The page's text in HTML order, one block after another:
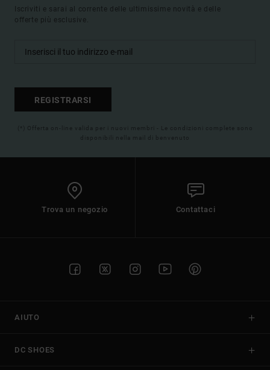
Iscriviti e sarai al corrente delle ultimissime novità e delle
offerte più esclusive.
REGISTRARSI
(*) Offerta on-line valida per i nuovi membri - Le condizioni complete sono
disponibili nella mail di benvenuto
Trova un negozio Contattaci
AIUTO
DC SHOES